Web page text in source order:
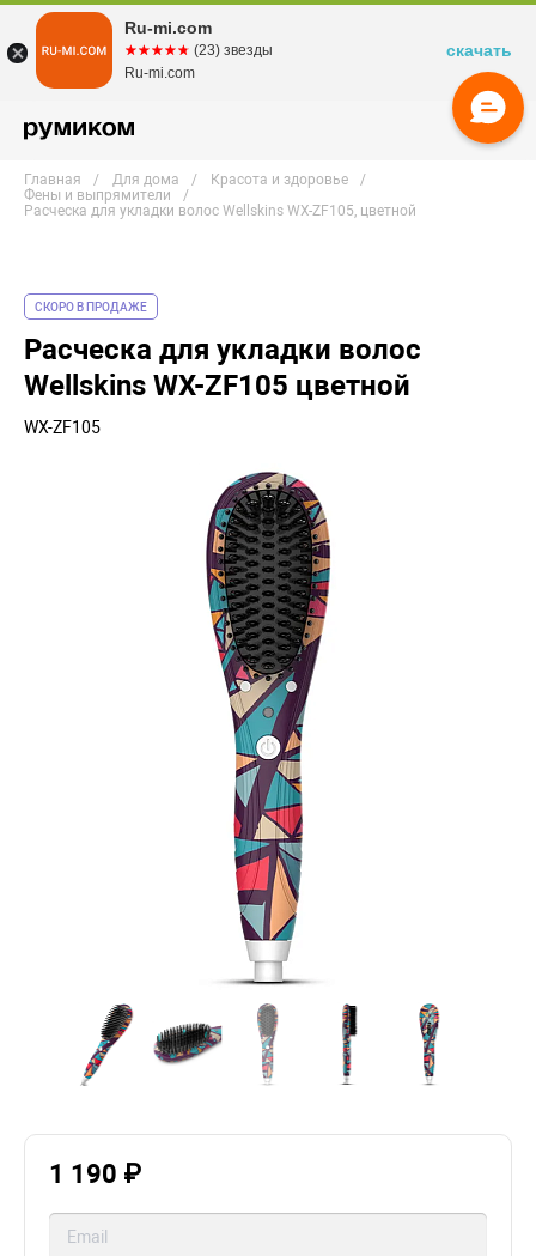
Главная Для дома
Красота и здоровье
Фены и выпрямители
Расческа для укладки волос Wellskins WX-ZF105, цветной
СКОРО В ПРОДАЖЕ
Расческа для укладки волос
Wellskins WX-ZF105 цветной
WX-ZF105
1 190 ₽
Ru-mi.com
☆☆☆☆☆
★★★★★ (23) звезды
Ru-mi.com
скачать